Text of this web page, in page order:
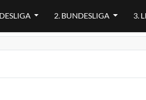
2. BUNDESLIGA 3.